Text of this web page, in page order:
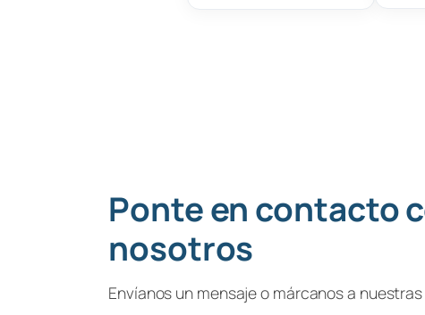
Ponte en contacto
nosotros
Envíanos un mensaje o márcanos a